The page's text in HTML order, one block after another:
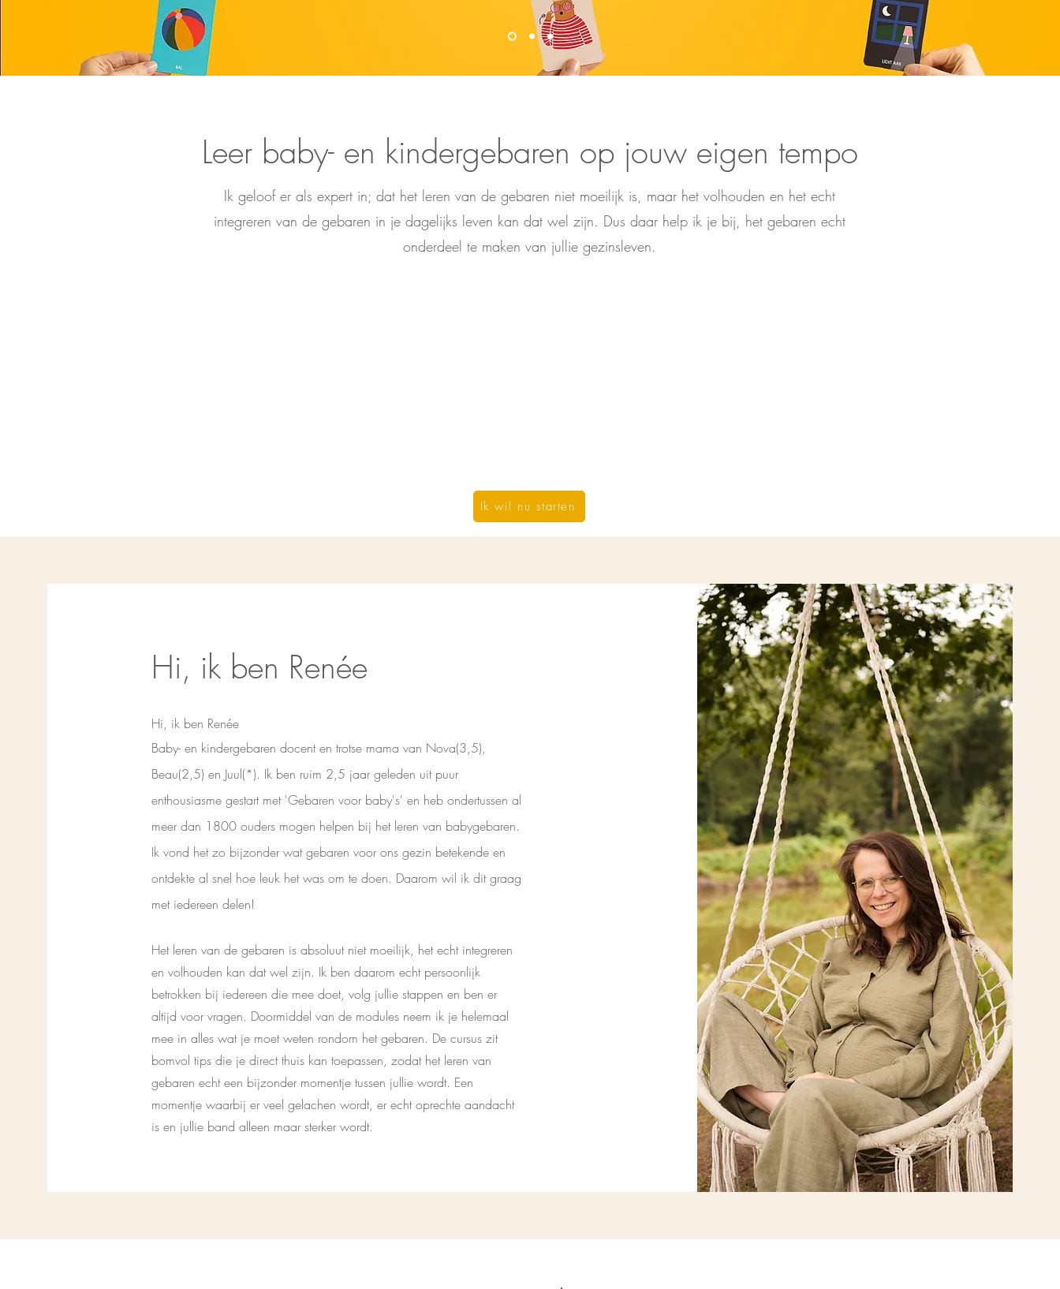
Leer baby- en kindergebaren op jouw eigen tempo
Ik geloof er als expert in; dat het leren van de gebaren niet moeilijk is, maar het volhouden en het echt
integreren van de gebaren in je dagelijks leven kan dat wel zijn. Dus daar help ik je bij, het gebaren echt
onderdeel te maken van jullie gezinsleven.
Ik wil nu starten
Hi, ik ben Renée
Hi, ik ben Renée
Baby- en kindergebaren docent en trotse mama van Nova(3,5),
Beau(2,5) en Juul(*). Ik ben ruim 2,5 jaar geleden uit puur
enthousiasme gestart met 'Gebaren voor baby's' en heb ondertussen al
meer dan 1800 ouders mogen helpen bij het leren van babygebaren.
Ik vond het zo bijzonder wat gebaren voor ons gezin betekende en
ontdekte al snel hoe leuk het was om te doen. Daarom wil ik dit graag
met iedereen delen!
Het leren van de gebaren is absoluut niet moeilijk, het echt integreren
en volhouden kan dat wel zijn. Ik ben daarom echt persoonlijk
betrokken bij iedereen die mee doet, volg jullie stappen en ben er
altijd voor vragen. Doormiddel van de modules neem ik je helemaal
mee in alles wat je moet weten rondom het gebaren. De cursus zit
bomvol tips die je direct thuis kan toepassen, zodat het leren van
gebaren echt een bijzonder momentje tussen jullie wordt. Een
momentje waarbij er veel gelachen wordt, er echt oprechte aandacht
is en jullie band alleen maar sterker wordt.